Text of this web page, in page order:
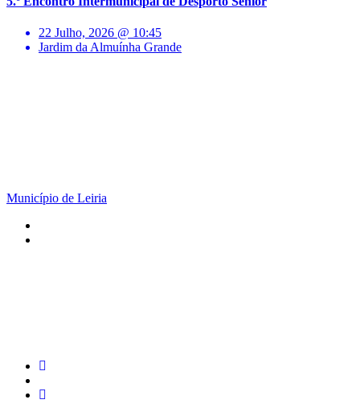
22 Julho, 2026 @ 10:45
Jardim da Almuínha Grande
Município de Leiria